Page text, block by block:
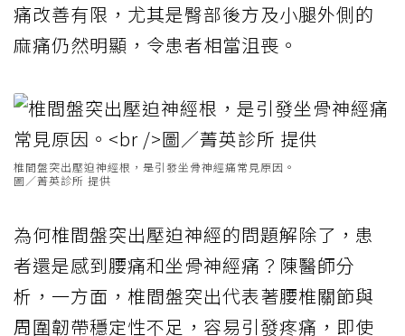
痛改善有限，尤其是臀部後方及小腿外側的
麻痛仍然明顯，令患者相當沮喪。
椎間盤突出壓迫神經根，是引發坐骨神經痛常見原因。
圖／菁英診所 提供
為何椎間盤突出壓迫神經的問題解除了，患
者還是感到腰痛和坐骨神經痛？陳醫師分
析，一方面，椎間盤突出代表著腰椎關節與
周圍韌帶穩定性不足，容易引發疼痛，即使